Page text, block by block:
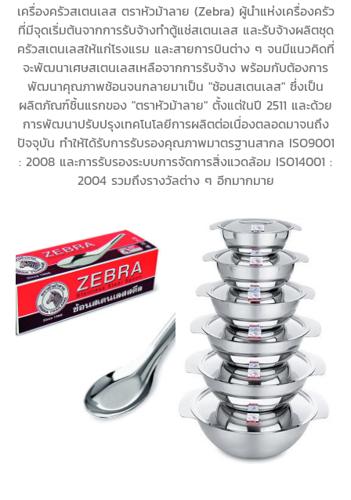
เครื่องครัวสเตนเลส ตราหัวม้าลาย (Zebra) ผู้นำแห่งเครื่องครัว
ที่มีจุดเริ่มต้นจากการรับจ้างทำตู้แช่สเตนเลส และรับจ้างผลิตชุด
ครัวสเตนเลสให้แก่โรงแรม และสายการบินต่าง ๆ จนมีแนวคิดที่
จะพัฒนาเศษสเตนเลสเหลือจากการรับจ้าง พร้อมกับต้องการ
พัฒนาคุณภาพช้อนจนกลายมาเป็น "ช้อนสเตนเลส" ซึ่งเป็น
ผลิตภัณฑ์ชิ้นแรกของ "ตราหัวม้าลาย" ตั้งแต่ในปี 2511 และด้วย
การพัฒนาปรับปรุงเทคโนโลยีการผลิตต่อเนื่องตลอดมาจนถึง
ปัจจุบัน ทำให้ได้รับการรับรองคุณภาพมาตรฐานสากล ISO9001
: 2008 และการรับรองระบบการจัดการสิ่งแวดล้อม ISO14001 :
2004 รวมถึงรางวัลต่าง ๆ อีกมากมาย